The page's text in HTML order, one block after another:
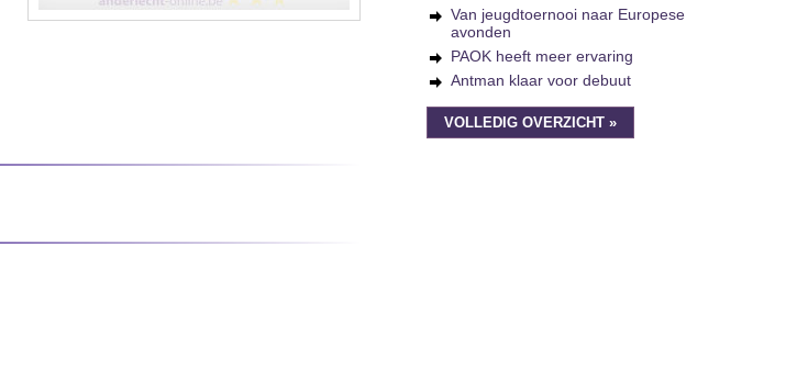
Van jeugdtoernooi naar Europese
avonden
PAOK heeft meer ervaring
Antman klaar voor debuut
VOLLEDIG OVERZICHT »